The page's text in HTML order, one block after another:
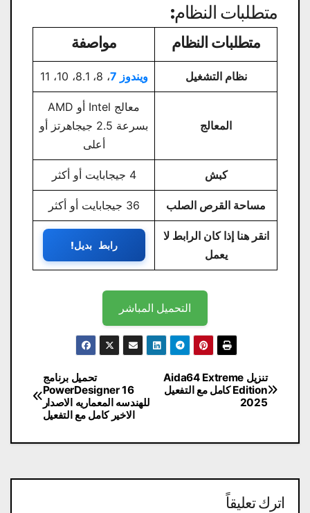
متطلبات النظام:
متطلبات النظام مواصفة
نظام التشغيل ويندوز 7 ، 8، 8.1، 10، 11
المعالج
معالج Intel أو AMD
بسرعة 2.5 جيجاهرتز أو
أعلى
كبش 4 جيجابايت أو أكثر
مساحة القرص الصلب 36 جيجابايت أو أكثر
انقر هنا إذا كان الرابط لا
يعمل
رابط بديل!
التحميل المباشر
تصفّح
المقالات
تحميل برنامج
PowerDesigner 16
للهندسه المعماريه الاصدار
الاخير كامل مع التفعيل
تنزيل Aida64 Extreme
Edition كامل مع التفعيل
2025
اترك تعليقاً